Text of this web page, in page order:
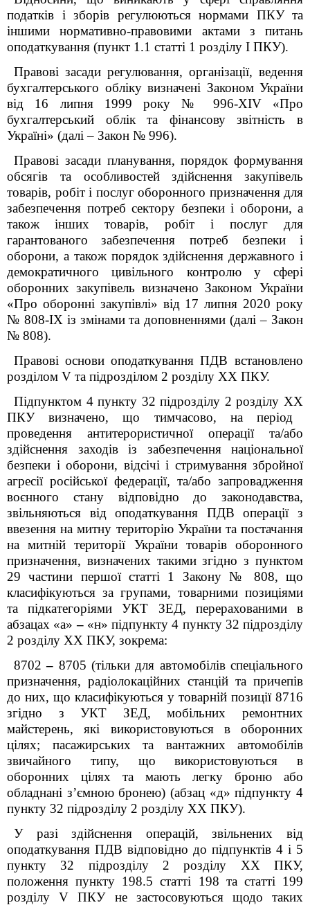
податків і зборів регулюються нормами ПКУ та
іншими нормативно-правовими актами з питань
оподаткування (пункт 1.1 статті 1 розділу І ПКУ).
Правові засади регулювання, організації, ведення
бухгалтерського обліку визначені Законом України
від 16 липня 1999 року № 996-XIV «Про
бухгалтерський облік та фінансову звітність в
Україні» (далі – Закон № 996).
Правові засади планування, порядок формування
обсягів та особливостей
здійснення
закупівель
товарів, робіт і послуг оборонного призначення для
забезпечення потреб сектору безпеки і оборони, а
також
інших
товарів, робіт і послуг для
гарантованого
забезпечення потреб безпеки і
оборони, а також порядок здійснення державного і
демократичного цивільного контролю у сфері
оборонних закупівель визначено Законом України
«Про оборонні закупівлі» від 17 липня 2020 року
№ 808-ІХ із змінами та доповненнями (далі – Закон
№ 808).
Правові основи оподаткування ПДВ встановлено
розділом V та підрозділом 2 розділу XX ПКУ.
Підпунктом 4 пункту 32підрозділу 2 розділу XX
ПКУ визначено, що тимчасово, на період
проведення антитерористичної операції та/або
здійснення заходів із забезпечення національної
безпеки і оборони, відсічі і стримування збройної
агресії російської федерації, та/або запровадження
воєнного стану відповідно до законодавства,
звільняються від оподаткування ПДВ операції з
ввезення на митну територію України та постачання
на митній території України товарів оборонного
призначення, визначених такими згідно з пунктом
29 частини першої статті 1 Закону № 808, що
класифікуються за групами, товарними позиціями
та підкатегоріями УКТ ЗЕД, перерахованими в
абзацах «а»–«н» підпункту 4 пункту 32 підрозділу
2 розділу XX ПКУ, зокрема:
8702– 8705 (тільки для автомобілів спеціального
призначення, радіолокаційних станцій та причепів
до них, що класифікуються у товарній позиції 8716
згідно з УКТ ЗЕД, мобільних ремонтних
майстерень, які використовуються в оборонних
цілях; пасажирських та вантажних автомобілів
звичайного типу, що використовуються в
оборонних цілях та мають легку броню або
обладнані з’ємною бронею) (абзац «д»підпункту 4
пункту 32 підрозділу 2 розділу XX ПКУ).
У разі здійснення операцій, звільнених від
оподаткування ПДВ відповідно до підпунктів 4 і 5
пункту 32 підрозділу 2 розділу XX ПКУ,
положення пункту 198.5 статті 198 та статті 199
розділу V ПКУ не застосовуються щодо таких